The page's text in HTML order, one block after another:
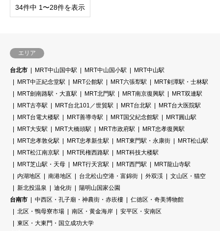
34件中 1〜28件を表示
エリア
台北市 MRT中山国中駅 MRT中山国小駅
MRT中山駅
MRT中正紀念堂駅
MRT公館駅 MRT六張犁駅
MRT剣潭駅・士林駅
MRT劍南路駅・大直駅
MRT北門駅 MRT南京復興駅
MRT双連駅
MRT古亭駅
MRT台北101／世貿駅 MRT台北駅
MRT台大医院駅
MRT台電大楼駅
MRT善導寺駅 MRT国父紀念館駅
MRT圓山駅
MRT大安駅
MRT大橋頭駅 MRT市政府駅
MRT忠孝復興駅
MRT忠孝敦化駅
MRT忠孝新生駅 MRT東門駅・永康街
MRT松山駅
MRT松江南京駅
MRT民権西路駅
MRT科技大楼駅
MRT芝山駅・天母
MRT行天宮駅 MRT西門駅
MRT龍山寺駅
内湖地区
南港地区 台北松山空港・富錦街 外双渓
文山区・猫空
新北投温泉
迪化街
陽明山国家公園
台南市
中西区・孔子廟・神農街・赤崁樓
仁徳区・奇美博物館
北区・鴨母寮市場
南区・黄金海岸
安平区・安南区
東区・大東門・国立成功大学